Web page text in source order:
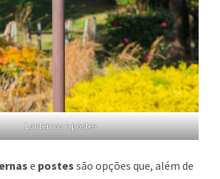
Lanternas e postes
e postes são opções que, além de